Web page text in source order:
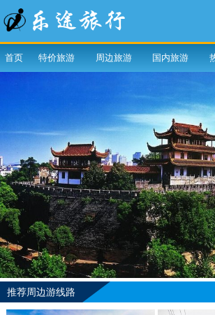
首页 特价旅游 周边旅游 国内旅游
推荐周边游线路